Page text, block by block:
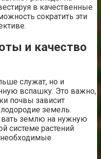
в качественные
сократить эти
и качество
служат, но и
вспашку. Это важно,
почвы зависит
земель.
землю на нужную
системе растений
необходимые